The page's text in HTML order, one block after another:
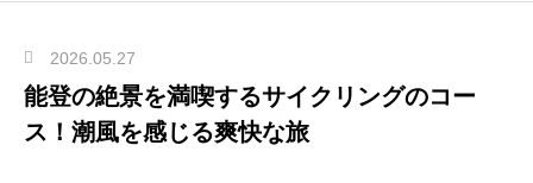
2026.05.27
能登の絶景を満喫するサイクリングのコー
ス！潮風を感じる爽快な旅